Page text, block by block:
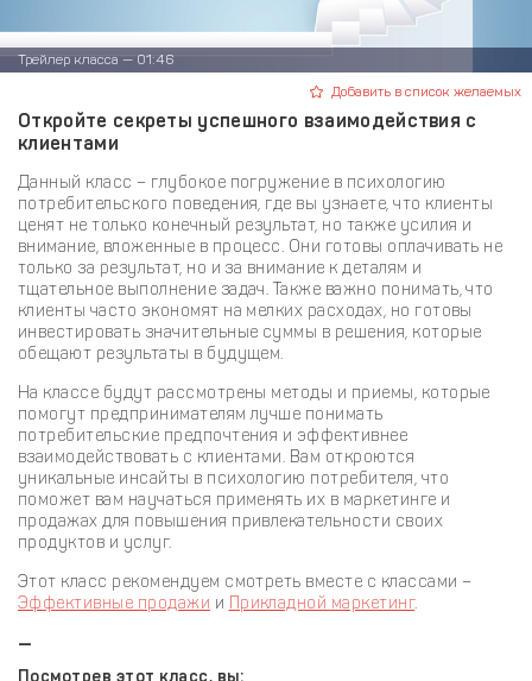
Трейлер класса — 01:46
Добавить в список желаемых
Откройте секреты успешного взаимодействия с
клиентами
Данный класс – глубокое погружение в психологию
потребительского поведения, где вы узнаете, что клиенты
ценят не только конечный результат, но также усилия и
внимание, вложенные в процесс. Они готовы оплачивать не
только за результат, но и за внимание к деталям и
тщательное выполнение задач. Также важно понимать, что
клиенты часто экономят на мелких расходах, но готовы
инвестировать значительные суммы в решения, которые
обещают результаты в будущем.
На классе будут рассмотрены методы и приемы, которые
помогут предпринимателям лучше понимать
потребительские предпочтения и эффективнее
взаимодействовать с клиентами. Вам откроются
уникальные инсайты в психологию потребителя, что
поможет вам научаться применять их в маркетинге и
продажах для повышения привлекательности своих
продуктов и услуг.
Этот класс рекомендуем смотреть вместе с классами –
Эффективные продажи и Прикладной маркетинг.
—
Посмотрев этот класс, вы: